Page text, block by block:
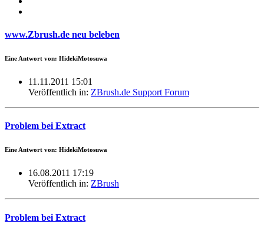
www.Zbrush.de neu beleben
Eine Antwort von: HidekiMotosuwa
11.11.2011 15:01
Veröffentlich in: ZBrush.de Support Forum
Problem bei Extract
Eine Antwort von: HidekiMotosuwa
16.08.2011 17:19
Veröffentlich in: ZBrush
Problem bei Extract